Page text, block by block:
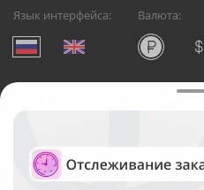
Язык интерфейса: Валюта:
Служба круглосуточной
Русский Букет, 2026
Общество с ограниченной
ОГРН: 1195476081745, ИНН:
Юридический адрес: г.